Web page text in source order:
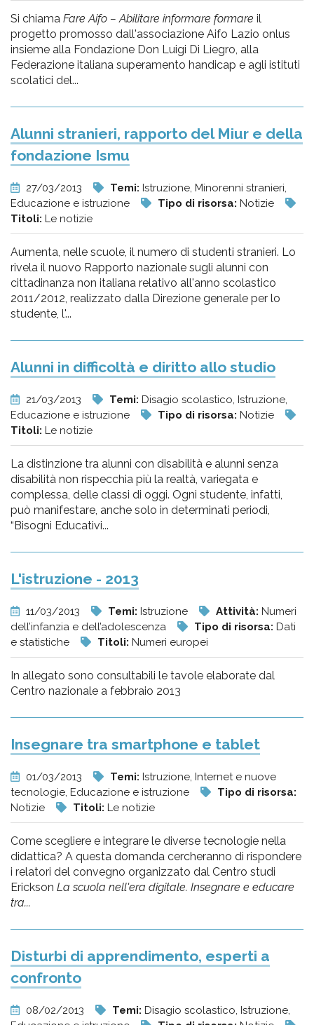
Si chiama Fare Aifo – Abilitare informare formare il
progetto promosso dall'associazione Aifo Lazio onlus
insieme alla Fondazione Don Luigi Di Liegro, alla
Federazione italiana superamento handicap e agli istituti
scolatici del...
Alunni stranieri, rapporto del Miur e della
fondazione Ismu
27/03/2013 Temi: Istruzione, Minorenni stranieri,
Educazione e istruzione
Tipo di risorsa: Notizie
Titoli: Le notizie
Aumenta, nelle scuole, il numero di studenti stranieri. Lo
rivela il nuovo Rapporto nazionale sugli alunni con
cittadinanza non italiana relativo all'anno scolastico
2011/2012, realizzato dalla Direzione generale per lo
studente, l'...
Alunni in difficoltà e diritto allo studio
21/03/2013 Temi: Disagio scolastico, Istruzione,
Educazione e istruzione
Tipo di risorsa: Notizie
Titoli: Le notizie
La distinzione tra alunni con disabilità e alunni senza
disabilità non rispecchia più la realtà, variegata e
complessa, delle classi di oggi. Ogni studente, infatti,
può manifestare, anche solo in determinati periodi,
“Bisogni Educativi...
L'istruzione - 2013
11/03/2013 Temi: Istruzione Attività: Numeri
dell’infanzia e dell’adolescenza
Tipo di risorsa: Dati
e statistiche
Titoli: Numeri europei
In allegato sono consultabili le tavole elaborate dal
Centro nazionale a febbraio 2013
Insegnare tra smartphone e tablet
01/03/2013 Temi: Istruzione, Internet e nuove
tecnologie, Educazione e istruzione
Tipo di risorsa:
Notizie
Titoli: Le notizie
Come scegliere e integrare le diverse tecnologie nella
didattica? A questa domanda cercheranno di rispondere
i relatori del convegno organizzato dal Centro studi
Erickson La scuola nell'era digitale. Insegnare e educare
tra...
Disturbi di apprendimento, esperti a
confronto
08/02/2013 Temi: Disagio scolastico, Istruzione,